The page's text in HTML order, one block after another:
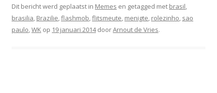
Dit bericht werd geplaatst in Memes en getagged met brasil,
brasilia, Brazilie,flashmob,flitsmeute, menigte, rolezinho, sao
paulo,WK op 19 januari 2014doorArnout de Vries.